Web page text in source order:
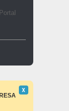
Descartar
este
Χ